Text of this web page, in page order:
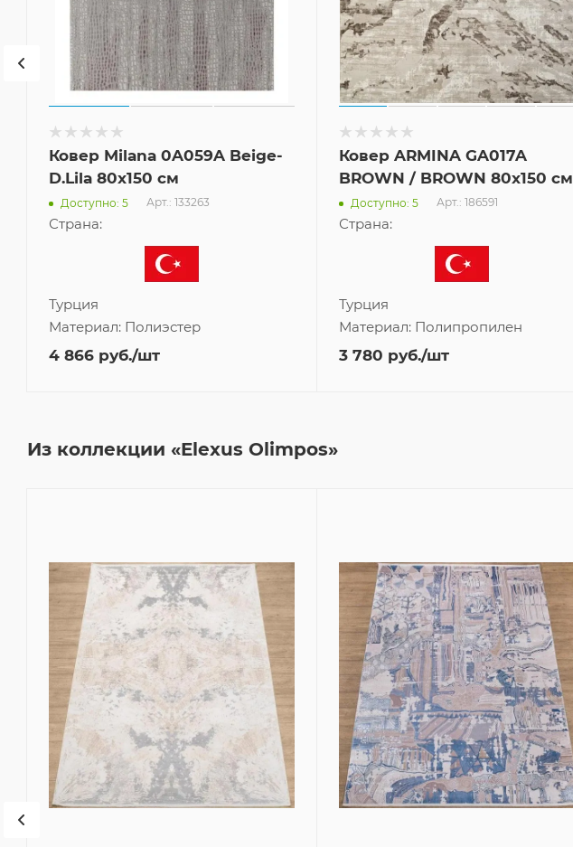
Ковер Milana 0A059A Beige-
D.Lila 80x150 см
Доступно: 5 Арт.: 133263
Страна:
Турция
Материал: Полиэстер
4 866 руб./шт
Ковер ARMINA GA017A
BROWN / BROWN 80x150 см
Доступно: 5 Арт.: 186591
Страна:
Турция
Материал: Полипропилен
3 780 руб./шт
Из коллекции «Elexus Olimpos»